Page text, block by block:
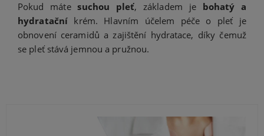
Pokud mátesuchou pleť, základem jebohatý a
hydratační krém. Hlavním účelem péče o pleť je
obnovení ceramidů a zajištění hydratace, díky čemuž
se pleť stává jemnou a pružnou.